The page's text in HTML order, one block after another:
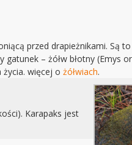
przed drapieżnikami. Są
– żółw błotny (Emys
więcej o żółwiach.
Karapaks jest